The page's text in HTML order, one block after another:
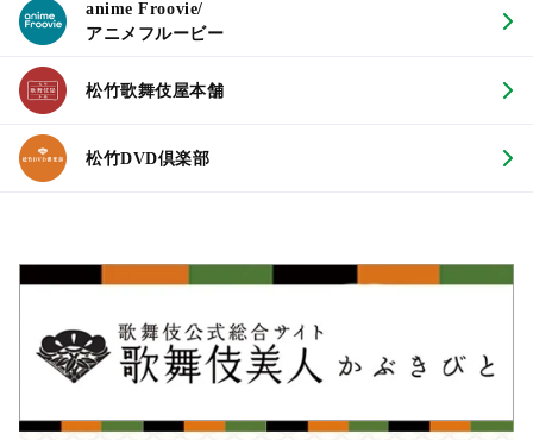
anime Froovie/
アニメフルービー
松竹歌舞伎屋本舗
松竹DVD倶楽部